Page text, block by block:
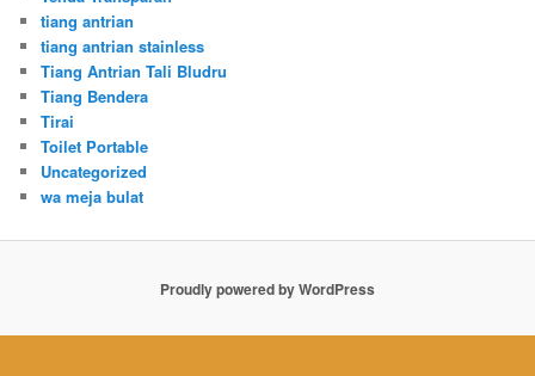
tiang antrian
tiang antrian stainless
Tiang Antrian Tali Bludru
Tiang Bendera
Tirai
Toilet Portable
Uncategorized
wa meja bulat
Proudly powered by WordPress